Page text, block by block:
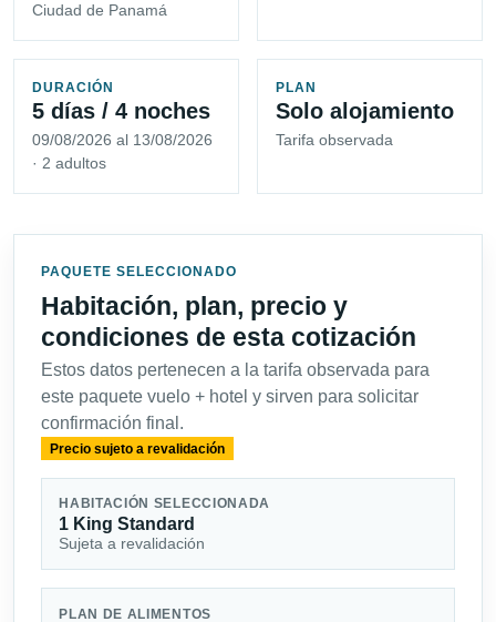
Ciudad de Panamá
DURACIÓN
5 días / 4 noches
09/08/2026 al 13/08/2026
· 2 adultos
PLAN
Solo alojamiento
Tarifa observada
PAQUETE SELECCIONADO
Habitación, plan, precio y
condiciones de esta cotización
Estos datos pertenecen a la tarifa observada para
este paquete vuelo + hotel y sirven para solicitar
confirmación final.
Precio sujeto a revalidación
HABITACIÓN SELECCIONADA
1 King Standard
Sujeta a revalidación
PLAN DE ALIMENTOS